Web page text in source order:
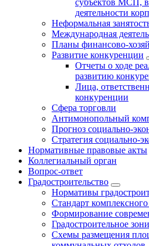
субъектов МСП, в
деятельности
Неформальная
Международная
Планы финансово-
Развитие конкуренции
Отчеты о ходе
развитию
Лица,
конкуренции
Сфера торговли
Антимонопольный
Прогноз социально-
Стратегия социально-
Нормативные правовые акты
Коллегиальный орган
Вопрос-ответ
Градостроительство
Нормативы
Стандарт
Формирование
Градостроительное
Схемы размещения